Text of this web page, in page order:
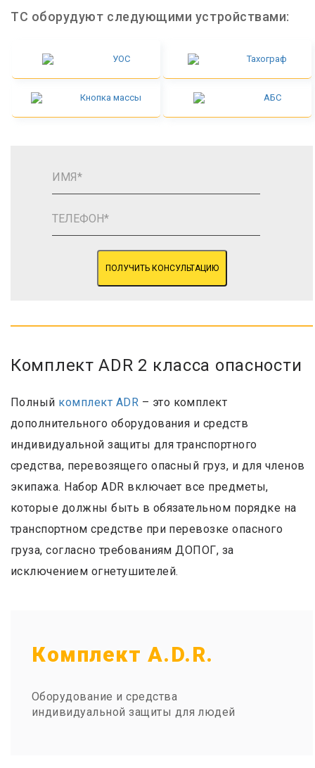
ТС оборудуют следующими устройствами:
УОС Тахограф
Кнопка массы АБС
ПОЛУЧИТЬ КОНСУЛЬТАЦИЮ
Комплект ADR 2 класса опасности
Полный комплект ADR – это комплект
дополнительного оборудования и средств
индивидуальной защиты для транспортного
средства, перевозящего опасный груз, и для членов
экипажа. Набор ADR включает все предметы,
которые должны быть в обязательном порядке на
транспортном средстве при перевозке опасного
груза, согласно требованиям ДОПОГ, за
исключением огнетушителей.
Комплект A.D.R.
Оборудование и средства
индивидуальной защиты для людей